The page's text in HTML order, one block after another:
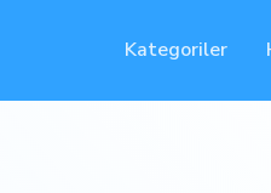
Kategoriler